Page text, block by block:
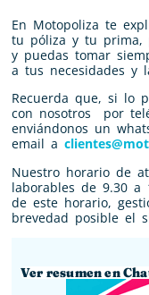
En Motopoliza te
tu póliza y tu prima,
y puedas tomar
a tus necesidades y
Recuerda que, si lo
con nosotros por
enviándonos un
email a
Nuestro horario de
laborables de 9.30 a
de este horario,
brevedad posible el
Ver resumen en